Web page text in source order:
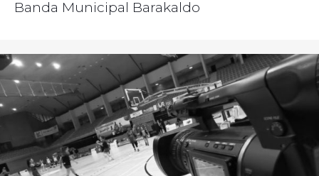
Banda Municipal Barakaldo